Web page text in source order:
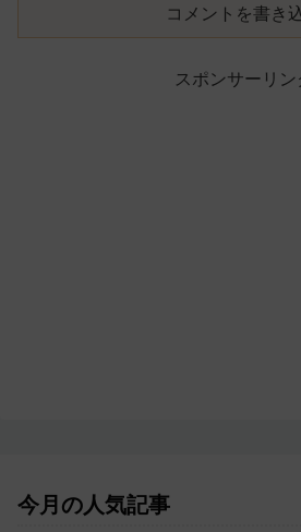
コメントを書き
スポンサーリン
今月の人気記事